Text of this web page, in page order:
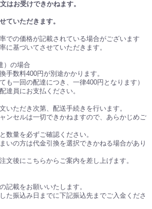
はお受けできかねます。
ていただきます。
での価格が記載されている場合がございます
に基づいてさせていただきます。
）の場合
手数料400円が別途かかります。
も一回の配達につき、一律400円となります）
達員にお支払ください。
いただき次第、配送手続きを行います。
ンセルは一切できかねますので、あらかじめご
数量を必ずご確認ください。
いの方は代金引換を選択できかねる場合があり
文後にこちらからご案内を差し上げます。
記載をお願いいたします。
た振込み日までに下記振込先までご入金くださ